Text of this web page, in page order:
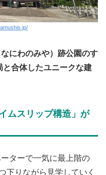
にわのみや）跡公園のす
合体したユニークな建
ムスリップ構造」が
ターで一気に最上階の
下りながら見学していく